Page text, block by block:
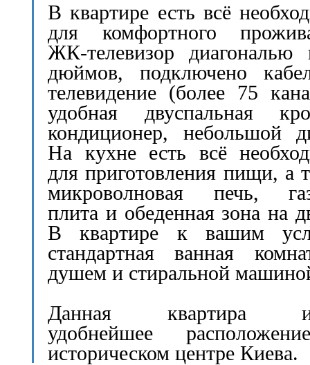
В квартире есть всё
для комфортного
ЖК-телевизор
дюймов, подключено
телевидение (более 75
удобная двуспальная
кондиционер, небольшой
На кухне есть всё
для приготовления пищи, а
микроволновая печь,
плита и обеденная зона на
В квартире к вашим
стандартная ванная
душем и стиральной
Данная квартира
удобнейшее
историческом центре Киева.